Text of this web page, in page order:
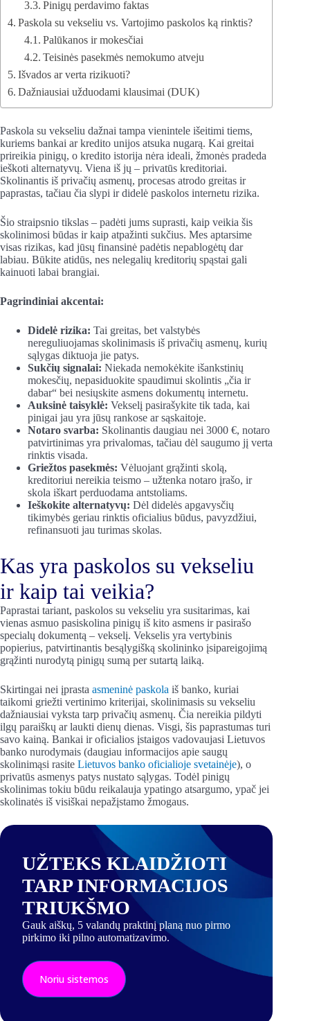
Pinigų perdavimo faktas
Paskola su vekseliu vs. Vartojimo paskolos ką rinktis?
Palūkanos ir mokesčiai
Teisinės pasekmės nemokumo atveju
Išvados ar verta rizikuoti?
Dažniausiai užduodami klausimai (DUK)
Paskola su vekseliu dažnai tampa vienintele išeitimi tiems,
kuriems bankai ar kredito unijos atsuka nugarą. Kai greitai
prireikia pinigų, o kredito istorija nėra ideali, žmonės pradeda
ieškoti alternatyvų. Viena iš jų – privatūs kreditoriai.
Skolinantis iš privačių asmenų, procesas atrodo greitas ir
paprastas, tačiau čia slypi ir didelė paskolos internetu rizika.
Šio straipsnio tikslas – padėti jums suprasti, kaip veikia šis
skolinimosi būdas ir kaip atpažinti sukčius. Mes aptarsime
visas rizikas, kad jūsų finansinė padėtis nepablogėtų dar
labiau. Būkite atidūs, nes nelegalių kreditorių spąstai gali
kainuoti labai brangiai.
Pagrindiniai akcentai:
Didelė rizika: Tai greitas, bet valstybės
nereguliuojamas skolinimasis iš privačių asmenų, kurių
sąlygas diktuoja jie patys.
Sukčių signalai: Niekada nemokėkite išankstinių
mokesčių, nepasiduokite spaudimui skolintis „čia ir
dabar“ bei nesiųskite asmens dokumentų internetu.
Auksinė taisyklė: Vekselį pasirašykite tik tada, kai
pinigai jau yra jūsų rankose ar sąskaitoje.
Notaro svarba: Skolinantis daugiau nei 3000 €, notaro
patvirtinimas yra privalomas, tačiau dėl saugumo jį verta
rinktis visada.
Griežtos pasekmės: Vėluojant grąžinti skolą,
kreditoriui nereikia teismo – užtenka notaro įrašo, ir
skola iškart perduodama antstoliams.
Ieškokite alternatyvų: Dėl didelės apgavysčių
tikimybės geriau rinktis oficialius būdus, pavyzdžiui,
refinansuoti jau turimas skolas.
Kas yra paskolos su vekseliu
ir kaip tai veikia?
Paprastai tariant, paskolos su vekseliu yra susitarimas, kai
vienas asmuo pasiskolina pinigų iš kito asmens ir pasirašo
specialų dokumentą – vekselį. Vekselis yra vertybinis
popierius, patvirtinantis besąlygišką skolininko įsipareigojimą
grąžinti nurodytą pinigų sumą per sutartą laiką.
Skirtingai nei įprasta asmeninė paskola iš banko, kuriai
taikomi griežti vertinimo kriterijai, skolinimasis su vekseliu
dažniausiai vyksta tarp privačių asmenų. Čia nereikia pildyti
ilgų paraiškų ar laukti dienų dienas. Visgi, šis paprastumas turi
savo kainą. Bankai ir oficialios įstaigos vadovaujasi Lietuvos
banko nurodymais (daugiau informacijos apie saugų
skolinimąsi rasite Lietuvos banko oficialioje svetainėje), o
privatūs asmenys patys nustato sąlygas. Todėl pinigų
skolinimas tokiu būdu reikalauja ypatingo atsargumo, ypač jei
skolinatės iš visiškai nepažįstamo žmogaus.
UŽTEKS KLAIDŽIOTI
TARP INFORMACIJOS
TRIUKŠMO
Gauk aiškų, 5 valandų praktinį planą nuo pirmo
pirkimo iki pilno automatizavimo.
Noriu sistemos